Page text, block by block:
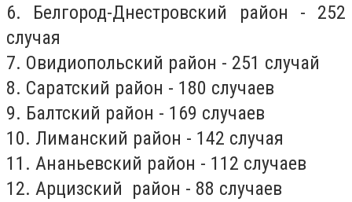
6. Белгород-Днестровский район - 252
случая
7. Овидиопольский район - 251 случай
8. Саратский район - 180 случаев
9. Балтский район - 169 случаев
10. Лиманский район - 142 случая
11. Ананьевский район - 112 случаев
12. Арцизский район - 88 случаев